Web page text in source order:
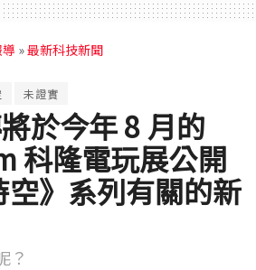
»最新科技新聞
未證實
於今年 8 月的
科隆電玩展公開
》系列有關的新
？